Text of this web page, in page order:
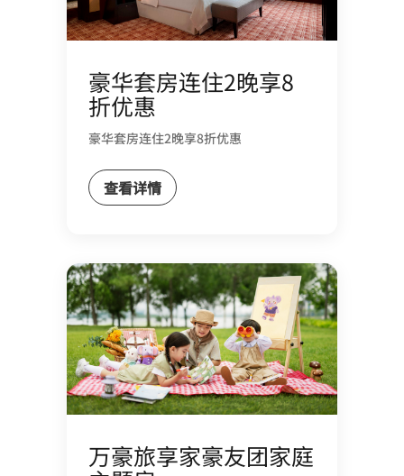
豪华套房连住2晚享8
折优惠
豪华套房连住2晚享8折优惠
查看详情
万豪旅享家豪友团家庭